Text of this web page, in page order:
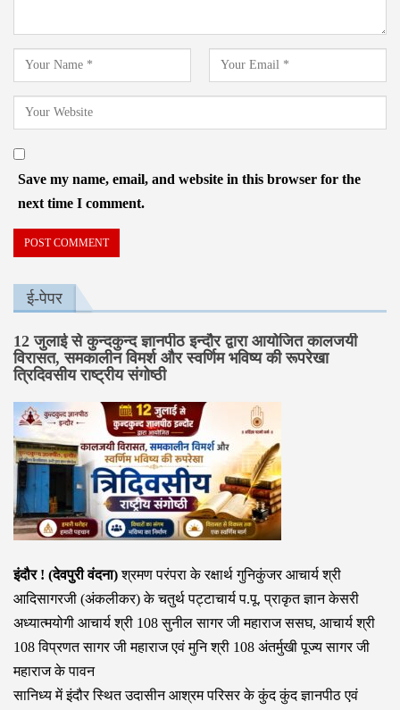
Save my name, email, and website in this browser for the
next time I comment.
ई-पेपर
12 जुलाई से कुन्दकुन्द ज्ञानपीठ इन्दौर द्वारा आयोजित कालजयी
विरासत, समकालीन विमर्श और स्वर्णिम भविष्य की रूपरेखा
त्रिदिवसीय राष्ट्रीय संगोष्ठी
इंदौर ! (देवपुरी वंदना)श्रमण परंपरा के रक्षार्थ गुनिकुंजर आचार्य श्री
आदिसागरजी (अंकलीकर) के चतुर्थ पट्टाचार्य प.पू. प्राकृत ज्ञान केसरी
अध्यात्मयोगी आचार्य श्री 108 सुनील सागर जी महाराज ससघ, आचार्य श्री
108 विप्रणत सागर जी महाराज एवं मुनि श्री 108 अंतर्मुखी पूज्य सागर जी
महाराज के पावन
सानिध्य में इंदौर स्थित उदासीन आश्रम परिसर के कुंद कुंद ज्ञानपीठ एवं